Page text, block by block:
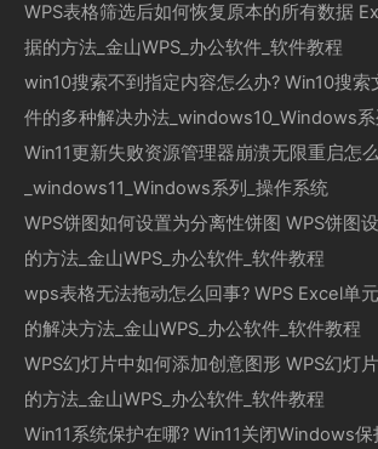
WPS表格筛选后如何恢复原本的所有数据
据的方法_金山WPS_办公软件_软件教程
win10搜索不到指定内容怎么办? Win10搜索
件的多种解决办法_windows10_Windows
Win11更新失败资源管理器崩溃无限重启怎
_windows11_Windows系列_操作系统
WPS饼图如何设置为分离性饼图 WPS饼图
的方法_金山WPS_办公软件_软件教程
wps表格无法拖动怎么回事? WPS Excel单
的解决方法_金山WPS_办公软件_软件教程
WPS幻灯片中如何添加创意图形 WPS幻灯
的方法_金山WPS_办公软件_软件教程
Win11系统保护在哪? Win11关闭Windows